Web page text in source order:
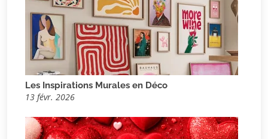
Les Inspirations Murales en Déco
13 févr. 2026